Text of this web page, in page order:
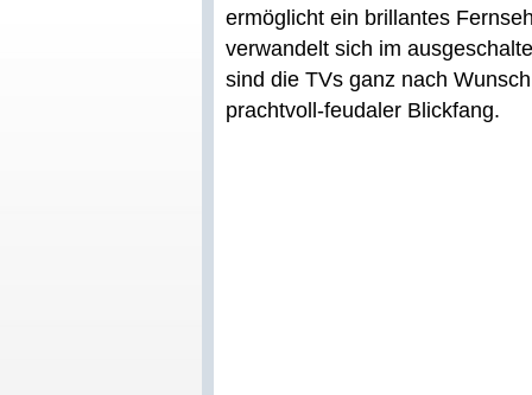
ermöglicht ein brillantes
verwandelt sich im
sind die TVs ganz nach
prachtvoll-feudaler Blickfang.